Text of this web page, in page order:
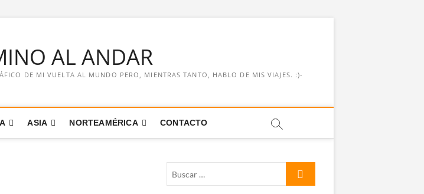
AL ANDAR
DE MI VUELTA AL MUNDO PERO, MIENTRAS TANTO, HABLO DE MIS VIAJES. :)-
ASIA NORTEAMÉRICA CONTACTO
Buscar